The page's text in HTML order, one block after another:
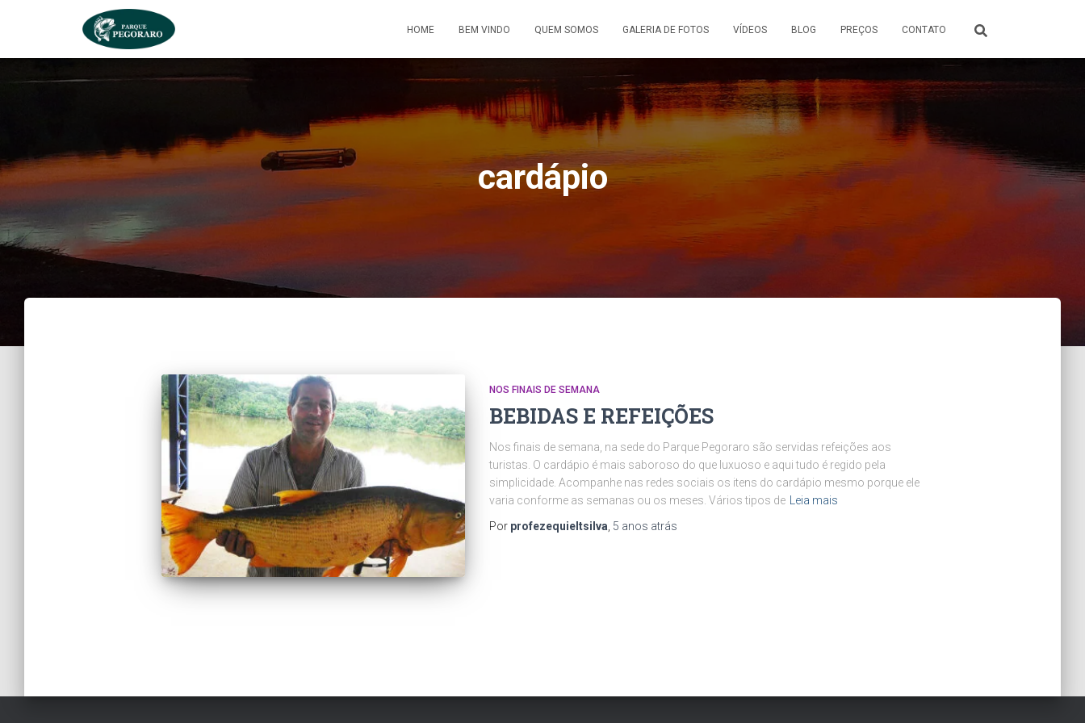
HOME BEM VINDO QUEM SOMOS GALERIA DE FOTOS VÍDEOS BLOG PREÇOS CONTATO
cardápio
NOS FINAIS DE SEMANA
BEBIDAS E REFEIÇÕES
Nos finais de semana, na sede do Parque Pegoraro são servidas refeições aos
turistas. O cardápio é mais saboroso do que luxuoso e aqui tudo é regido pela
simplicidade. Acompanhe nas redes sociais os itens do cardápio mesmo porque ele
varia conforme as semanas ou os meses. Vários tipos de
Leia mais
Por profezequieltsilva 5 anos atrás